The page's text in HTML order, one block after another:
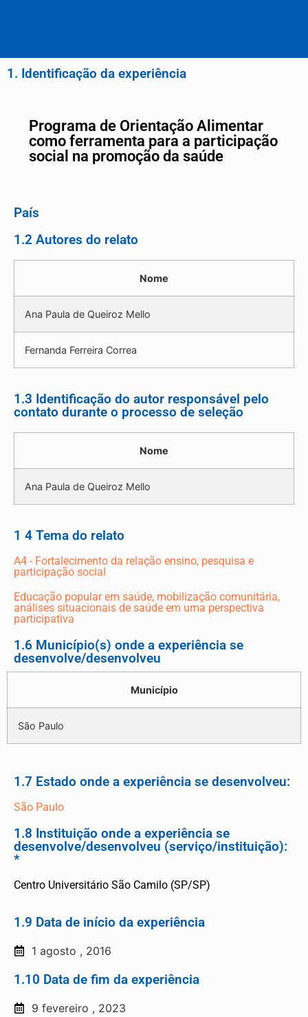
1. Identificação da experiência
Programa de Orientação Alimentar
como ferramenta para a participação
social na promoção da saúde
País
1.2 Autores do relato
Nome
Ana Paula de Queiroz Mello
Fernanda Ferreira Correa
1.3 Identificação do autor responsável pelo
contato durante o processo de seleção
Nome
Ana Paula de Queiroz Mello
1 4 Tema do relato
A4 - Fortalecimento da relação ensino, pesquisa e
participação social
Educação popular em saúde, mobilização comunitária,
análises situacionais de saúde em uma perspectiva
participativa
1.6 Município(s) onde a experiência se
desenvolve/desenvolveu
Município
São Paulo
1.7 Estado onde a experiência se desenvolveu:
São Paulo
1.8 Instituição onde a experiência se
desenvolve/desenvolveu (serviço/instituição):
*
Centro Universitário São Camilo (SP/SP)
1.9 Data de início da experiência
1 agosto , 2016
1.10 Data de fim da experiência
9 fevereiro , 2023